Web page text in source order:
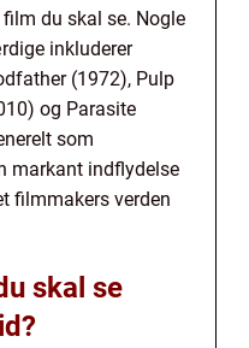
du skal se. Nogle
inkluderer
(1972), Pulp
og Parasite
som
markant indflydelse
filmmakers verden
skal se